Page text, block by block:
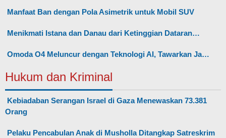
Manfaat Ban dengan Pola Asimetrik untuk Mobil SUV
Menikmati Istana dan Danau dari Ketinggian Dataran…
Omoda O4 Meluncur dengan Teknologi AI, Tawarkan Ja…
Hukum dan Kriminal
Kebiadaban Serangan Israel di Gaza Menewaskan 73.381
Orang
Pelaku Pencabulan Anak di Musholla Ditangkap Satreskrim